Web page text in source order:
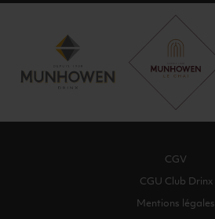
CGV
CGU Club Drinx
Mentions légales